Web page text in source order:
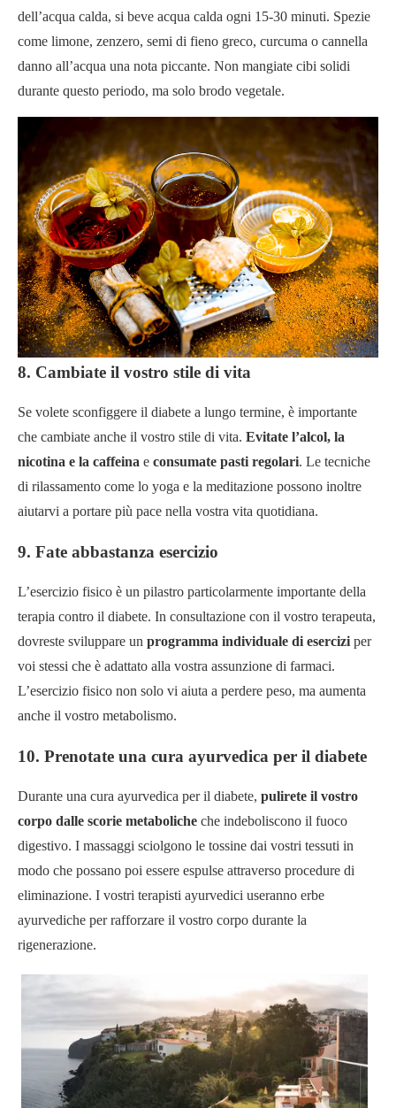
dell’acqua calda, si beve acqua calda ogni 15-30 minuti. Spezie
come limone, zenzero, semi di fieno greco, curcuma o cannella
danno all’acqua una nota piccante. Non mangiate cibi solidi
durante questo periodo, ma solo brodo vegetale.
8. Cambiate il vostro stile di vita
Se volete sconfiggere il diabete a lungo termine, è importante
che cambiate anche il vostro stile di vita. Evitate l’alcol, la
nicotina e la caffeina e consumate pasti regolari. Le tecniche
di rilassamento come lo yoga e la meditazione possono inoltre
aiutarvi a portare più pace nella vostra vita quotidiana.
9. Fate abbastanza esercizio
L’esercizio fisico è un pilastro particolarmente importante della
terapia contro il diabete. In consultazione con il vostro terapeuta,
dovreste sviluppare un programma individuale di esercizi per
voi stessi che è adattato alla vostra assunzione di farmaci.
L’esercizio fisico non solo vi aiuta a perdere peso, ma aumenta
anche il vostro metabolismo.
10. Prenotate una cura ayurvedica per il diabete
Durante una cura ayurvedica per il diabete, pulirete il vostro
corpo dalle scorie metaboliche che indeboliscono il fuoco
digestivo. I massaggi sciolgono le tossine dai vostri tessuti in
modo che possano poi essere espulse attraverso procedure di
eliminazione. I vostri terapisti ayurvedici useranno erbe
ayurvediche per rafforzare il vostro corpo durante la
rigenerazione.